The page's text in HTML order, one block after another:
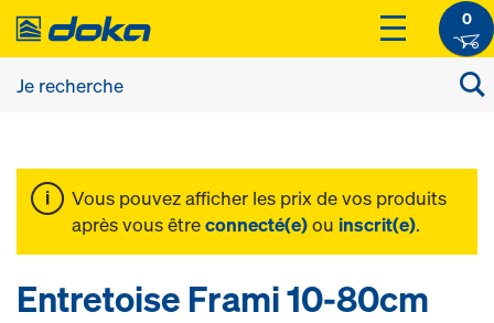
0
Vous pouvez afficher les prix de vos produits
après vous êtreconnecté(e)ou inscrit(e).
Entretoise Frami 10-80cm